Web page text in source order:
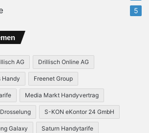
5
AG Drillisch Online AG
Handy Freenet Group
Media Markt Handyvertrag
S-KON eKontor 24 GmbH
Galaxy Saturn Handytarife